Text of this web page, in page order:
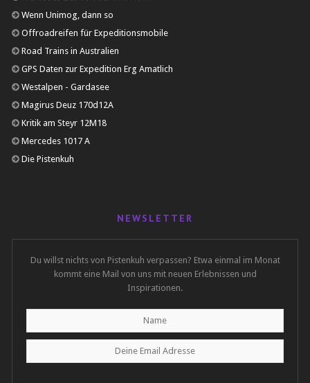
Wenn Unimog, dann so
Offroadreifen für Expeditionsmobile
Road Trains in Australien
GPS Daten zur Expedition Erg Amatlich
Westalpen - Gardasee
Magirus Deuz 170d12A
Kritik am Steyr 12M18
Mercedes 1017 A
Die Pistenkuh
NEWSLETTER
Du willst nichts von Pistenkuh verpassen? Etwa einmal im Monat
kommt eine Mail von uns mit neuen Erlebnissen und
Inspirationen.